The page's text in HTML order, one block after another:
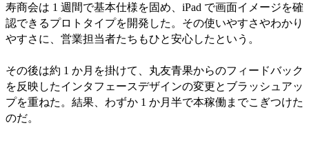
寿商会は 1 週間で基本仕様を固め、iPad で画面イメージを確
認できるプロトタイプを開発した。その使いやすさやわかり
やすさに、営業担当者たちもひと安心したという。
その後は約 1 か月を掛けて、丸友青果からのフィードバック
を反映したインタフェースデザインの変更とブラッシュアッ
プを重ねた。結果、わずか 1 か月半で本稼働までこぎつけた
のだ。